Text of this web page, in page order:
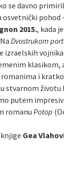
se davno
pohod
2015., kada
Dvostrukom
romanima i
stvarnom
putem
romanu Potop
Gea